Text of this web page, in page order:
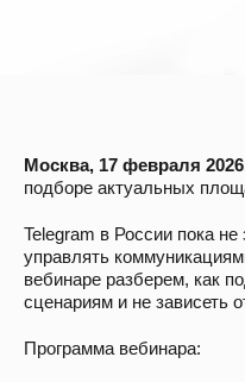
Москва, 17 февраля
подборе актуальных
Telegram в России пока
управлять
вебинаре разберем, как
сценариям и не зависеть
Программа вебинара: